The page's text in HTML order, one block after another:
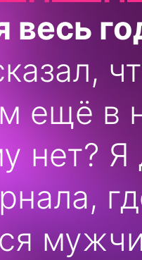
весь
ещё в
нет?